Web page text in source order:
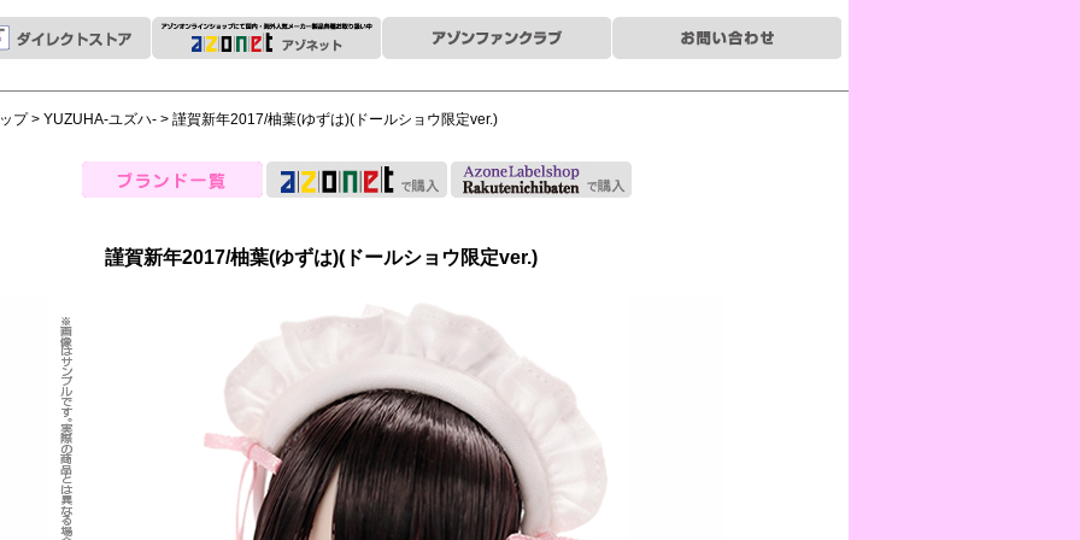
プ> YUZUHA-ユズハ- > 謹賀新年2017/柚葉(ゆずは)(ドールショウ限定ver.)
謹賀新年2017/柚葉(ゆずは)(ドールショウ限定ver.)